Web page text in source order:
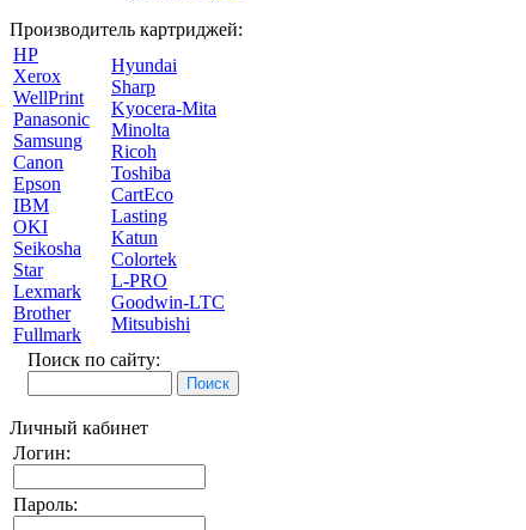
Производитель картриджей:
HP
Xerox
WellPrint
Panasonic
Samsung
Canon
Epson
IBM
OKI
Seikosha
Star
Lexmark
Brother
Fullmark
Hyundai
Sharp
Kyocera-Mita
Minolta
Ricoh
Toshiba
CartEco
Lasting
Katun
Colortek
L-PRO
Goodwin-LTC
Mitsubishi
Поиск по сайту:
Личный кабинет
Логин:
Пароль: